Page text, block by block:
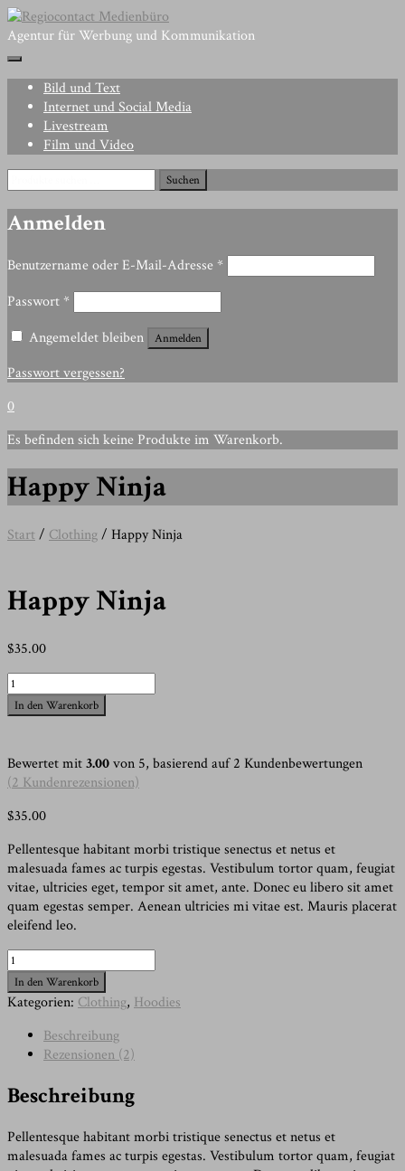
Skip
to
content
Agentur für Werbung und Kommunikation
Bild und Text
Internet und Social Media
Livestream
Film und Video
nach:
Suchen
Anmelden
Benutzername oder E-Mail-Adresse *
Passwort *
Angemeldet bleiben
Anmelden
Passwort vergessen?
0
Es befinden sich keine Produkte im Warenkorb.
Happy Ninja
Start / Clothing/ Happy Ninja
Happy Ninja
$35.00
Happy
Ninja
Menge
In den Warenkorb
Bewertet mit3.00von 5, basierend auf2 Kundenbewertungen
(2 Kundenrezensionen)
$35.00
Pellentesque habitant morbi tristique senectus et netus et
malesuada fames ac turpis egestas. Vestibulum tortor quam, feugiat
vitae, ultricies eget, tempor sit amet, ante. Donec eu libero sit amet
quam egestas semper. Aenean ultricies mi vitae est. Mauris placerat
eleifend leo.
Happy
Ninja
Menge
In den Warenkorb
Kategorien: Clothing, Hoodies
Beschreibung
Rezensionen (2)
Beschreibung
Pellentesque habitant morbi tristique senectus et netus et
malesuada fames ac turpis egestas. Vestibulum tortor quam, feugiat